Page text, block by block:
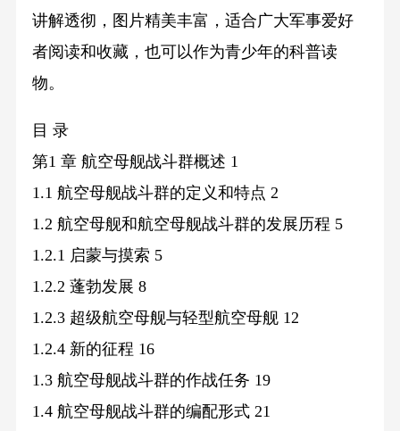
讲解透彻，图片精美丰富，适合广大军事爱好
者阅读和收藏，也可以作为青少年的科普读
物。
目 录
第1 章 航空母舰战斗群概述 1
1.1 航空母舰战斗群的定义和特点 2
1.2 航空母舰和航空母舰战斗群的发展历程 5
1.2.1 启蒙与摸索 5
1.2.2 蓬勃发展 8
1.2.3 超级航空母舰与轻型航空母舰 12
1.2.4 新的征程 16
1.3 航空母舰战斗群的作战任务 19
1.4 航空母舰战斗群的编配形式 21